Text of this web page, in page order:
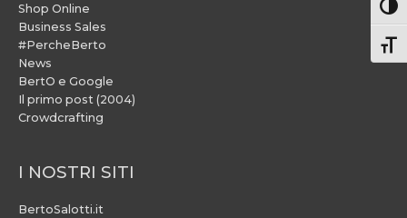
Shop Online
Business Sales
#PercheBerto
News
BertO e Google
Il primo post (2004)
Crowdcrafting
I NOSTRI SITI
BertoSalotti.it